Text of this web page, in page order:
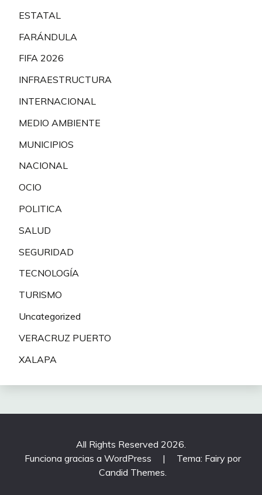
ESTATAL
FARÁNDULA
FIFA 2026
INFRAESTRUCTURA
INTERNACIONAL
MEDIO AMBIENTE
MUNICIPIOS
NACIONAL
OCIO
POLITICA
SALUD
SEGURIDAD
TECNOLOGÍA
TURISMO
Uncategorized
VERACRUZ PUERTO
XALAPA
All Rights Reserved 2026.
Funciona gracias a WordPress
|
Tema: Fairy por
Candid Themes